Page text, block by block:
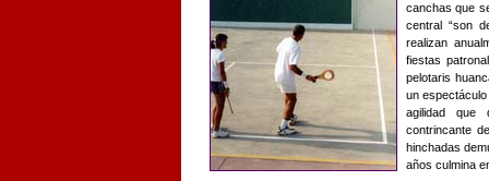
canchas que
central “son
realizan
fiestas
pelotaris
un
agilidad que
contrincante
hinchadas
años culmina